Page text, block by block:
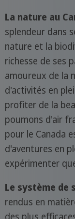
La nature au
splendeur dans
nature et la
richesse de ses
amoureux de la
d'activités en
profiter de la
poumons d'air
pour le Canada
d'aventures en
expérimenter
Le système de
rendus en